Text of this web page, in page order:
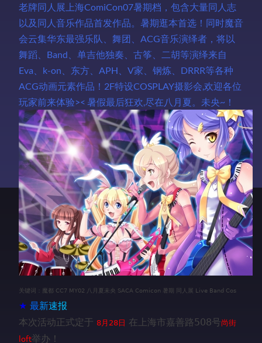
老牌同人展上海ComiCon07暑期档，包含大量同人志
以及同人音乐作品首发作品。暑期逛本首选！同时魔音
会云集华东最强乐队、舞团、ACG音乐演绎者，将以
舞蹈、Band、单吉他独奏、古筝、二胡等演绎来自
Eva、k-on、东方、APH、V家、钢炼、DRRR等各种
ACG动画元素作品！2F特设COSPLAY摄影会,欢迎各位
玩家前来体验>< 暑假最后狂欢,尽在八月夏。未央~！
关键词：魔都 CC7 MY02 八月夏未央 SACA Comicon 暑期 同人展 Live Band Cos
★ 最新速报
本次活动正式定于 8月28日 在上海市嘉善路508号尚街
loft举办！